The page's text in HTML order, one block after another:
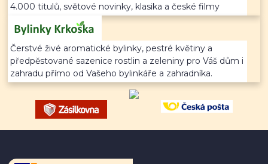
4.000 titulů, světové novinky, klasika a české filmy
Čerstvé živé aromatické bylinky, pestré květiny a
předpěstované sazenice rostlin a zeleniny pro Váš dům i
zahradu přímo od Vašeho bylinkáře a zahradníka.